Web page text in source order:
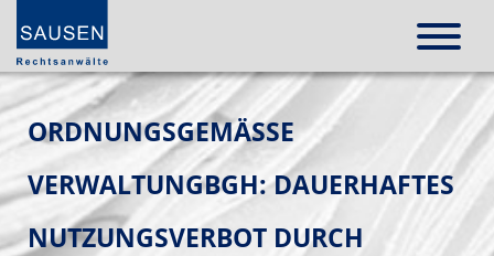
ORDNUNGSGEMÄSSE V
ERWALTUNGBGH: DAUERHAFTES N
UTZUNGSVERBOT DURCH M